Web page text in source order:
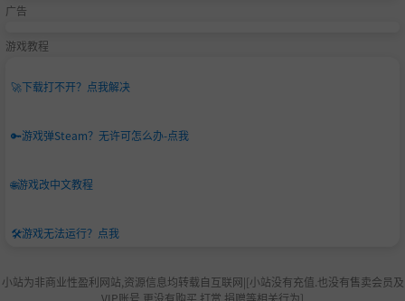
广告
游戏教程
🚀下载打不开？点我解决
🔑游戏弹Steam？无许可怎么办-点我
🌐游戏改中文教程
🛠️游戏无法运行？点我
小站为非商业性盈利网站,资源信息均转载自互联网|[小站没有充值.也没有售卖会员及
VIP账号.更没有购买,打赏,捐赠等相关行为]